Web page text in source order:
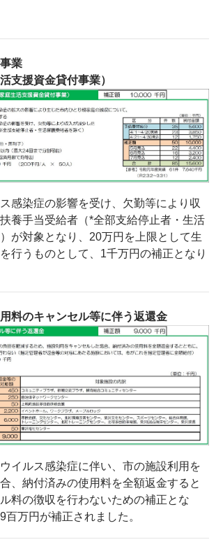
業
支援資金貸付事業）
感染症の影響を受け、欠勤等により収
養手当受給者（*全部支給停止者・生活
が対象となり、20万円を上限として生
行うものとして、1千万円の補正となり
料のキャンセル等に伴う返還金
イルス感染症に伴い、市の施設利用を
、納付済みの使用料を全額返金すると
料の徴収を行わないための補正とな
百万円が補正されました。